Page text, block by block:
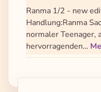
Ranma 1/2 - new
Handlung:Ranma
normaler Teenager,
hervorragenden…